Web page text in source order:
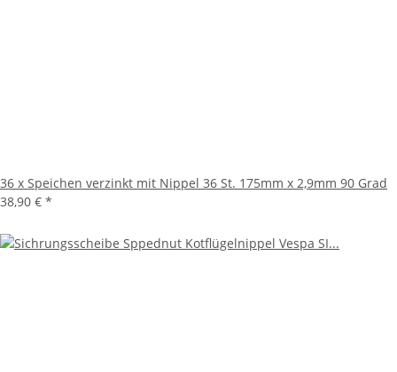
36 x Speichen verzinkt mit Nippel 36 St. 175mm x 2,9mm 90 Grad
38,90 € *